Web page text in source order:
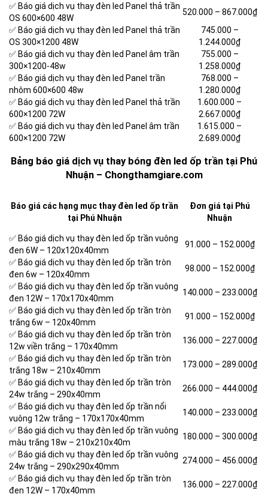
✅ Báo giá dịch vụ thay đèn led Panel thả trần
OS 600×600 48W
520.000 – 867.000₫
✅ Báo giá dịch vụ thay đèn led Panel thả trần
OS 300×1200 48W
745.000 –
1.244.000₫
✅ Báo giá dịch vụ thay đèn led Panel âm trần
300×1200-48w
755.000 –
1.258.000₫
✅ Báo giá dịch vụ thay đèn led Panel trần
nhôm 600×600 48w
768.000 –
1.280.000₫
✅ Báo giá dịch vụ thay đèn led Panel thả trần
600×1200 72W
1.600.000 –
2.667.000₫
✅ Báo giá dịch vụ thay đèn led Panel âm trần
600×1200 72W
1.615.000 –
2.689.000₫
Bảng báo giá dịch vụ thay bóng đèn led ốp trần tại Phú
Nhuận – Chongthamgiare.com
Báo giá các hạng mục thay đèn led ốp trần
tại Phú Nhuận
Đơn giá tại Phú
Nhuận
✅ Báo giá dịch vụ thay đèn led ốp trần vuông
đen 6W – 120x120x40mm
91.000 – 152.000₫
✅ Báo giá dịch vụ thay đèn led ốp trần tròn
đen 6w – 120x40mm
98.000 – 152.000₫
✅ Báo giá dịch vụ thay đèn led ốp trần vuông
đen 12W – 170x170x40mm
140.000 – 233.000₫
✅ Báo giá dịch vụ thay đèn led ốp trần tròn
trắng 6w – 120x40mm
91.000 – 152.000₫
✅ Báo giá dịch vụ thay đèn led ốp trần tròn
12w viền trắng – 170x40mm
136.000 – 227.000₫
✅ Báo giá dịch vụ thay đèn led ốp trần tròn
trắng 18w – 210x40mm
173.000 – 289.000₫
✅ Báo giá dịch vụ thay đèn led ốp trần tròn
24w trắng – 290x40mm
266.000 – 444.000₫
✅ Báo giá dịch vụ thay đèn led ốp trần nổi
vuông 12w trắng – 170x170x40mm
140.000 – 233.000₫
✅ Báo giá dịch vụ thay đèn led ốp trần vuông
màu trắng 18w – 210x210x40m
180.000 – 300.000₫
✅ Báo giá dịch vụ thay đèn led ốp trần vuông
24w trắng – 290x290x40mm
274.000 – 456.000₫
✅ Báo giá dịch vụ thay đèn led ốp trần tròn
đen 12W – 170x40mm
136.000 – 227.000₫